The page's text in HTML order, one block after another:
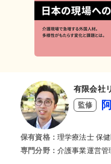
有限会社
監修
保有資格： 理学療法士 保
専門分野： 介護事業運営管